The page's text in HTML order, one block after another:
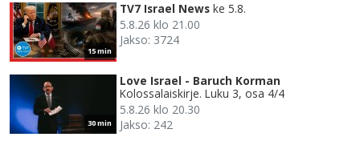
15 min
TV7 Israel News ke 5.8.
5.8.26 klo 21.00
Jakso: 3724
30 min
Love Israel - Baruch Korman
Kolossalaiskirje. Luku 3, osa 4/4
5.8.26 klo 20.30
Jakso: 242